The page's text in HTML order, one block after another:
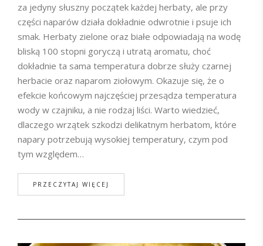
za jedyny słuszny początek każdej herbaty, ale przy
części naparów działa dokładnie odwrotnie i psuje ich
smak. Herbaty zielone oraz białe odpowiadają na wodę
bliską 100 stopni goryczą i utratą aromatu, choć
dokładnie ta sama temperatura dobrze służy czarnej
herbacie oraz naparom ziołowym. Okazuje się, że o
efekcie końcowym najczęściej przesądza temperatura
wody w czajniku, a nie rodzaj liści. Warto wiedzieć,
dlaczego wrzątek szkodzi delikatnym herbatom, które
napary potrzebują wysokiej temperatury, czym pod
tym względem…
PRZECZYTAJ WIĘCEJ